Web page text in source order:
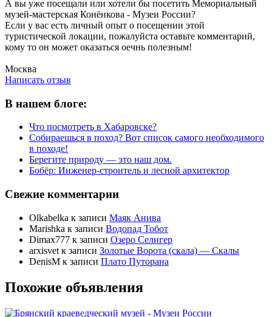
А вы уже посещали или хотели бы посетить Мемориальный
музей-мастерская Конёнкова - Музеи России?
Если у вас есть личный опыт о посещении этой
туристической локации, пожалуйста оставьте комментарий,
кому то он может оказаться оечнь полезным!
Москва
Написать отзыв
В нашем блоге:
Что посмотреть в Хабаровске?
Собираешься в поход? Вот список самого необходимого
в походе!
Берегите природу — это наш дом.
Бобёр: Инженер-строитель и лесной архитектор
Свежие комментарии
Olkabelka к записи Маяк Анива
Marishka к записи Водопад Тобот
Dimax777 к записи Озеро Селигер
arxisvet к записи Золотые Ворота (скала) — Скалы
DenisM к записи Плато Путорана
Похожие объявления